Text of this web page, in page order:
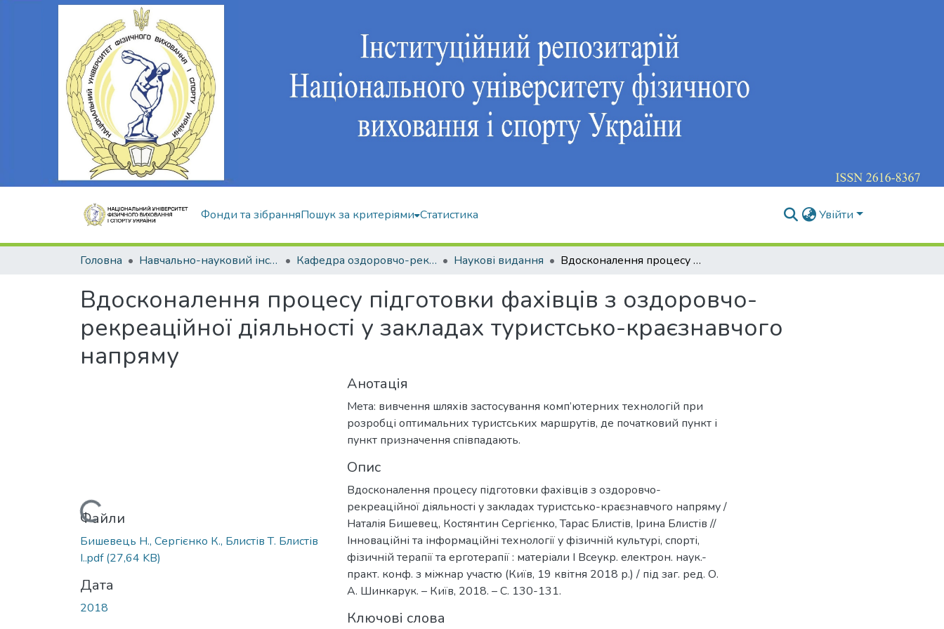
Фонди та зібранняПошук за критеріями Статистика Увійти
Головна Навчально-науковий інститут здоров'я, реабілітації та фізичного виховання Кафедра оздоровчо-рекреаційної рухової активності Наукові видання Вдосконалення процесу підготовки фахівців з оздоровчо-рекреаційної діяльності у закладах туристсько-краєзнавчого напряму
Вдосконалення процесу підготовки фахівців з оздоровчо-
рекреаційної діяльності у закладах туристсько-краєзнавчого
напряму
Вантажиться...
Файли
Бишевець Н., Сергієнко К., Блистів Т. Блистів
І..pdf(27,64 KB)
Дата
2018
Анотація
Мета: вивчення шляхів застосування комп’ютерних технологій при
розробці оптимальних туристських маршрутів, де початковий пункт і
пункт призначення співпадають.
Опис
Вдосконалення процесу підготовки фахівців з оздоровчо-
рекреаційної діяльності у закладах туристсько-краєзнавчого напряму /
Наталія Бишевец, Костянтин Сергієнко, Тарас Блистів, Ірина Блистів //
Інноваційні та інформаційні технології у фізичній культурі, спорті,
фізичній терапії та ерготерапії : матеріали I Всеукр. електрон. наук.-
практ. конф. з міжнар участю (Київ, 19 квітня 2018 р.) / під заг. ред. О.
А. Шинкарук. – Київ, 2018. – С. 130-131.
Ключові слова